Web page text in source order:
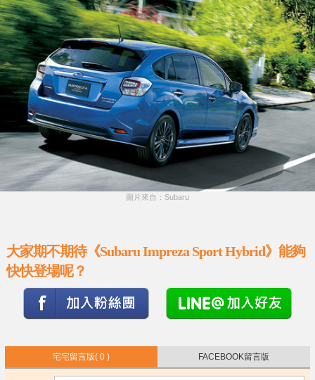
圖片來自：Subaru
大家期不期待《Subaru Impreza Sport Hybrid》能夠
快快登場呢？
宅宅留言版( 0 ) FACEBOOK留言版